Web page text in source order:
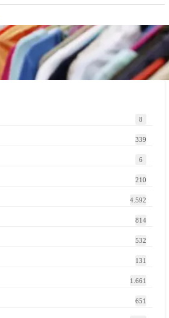
marcas globales se suman a la
de la ropa de segunda mano premium
8
339
6
210
4.592
814
532
131
1.661
651